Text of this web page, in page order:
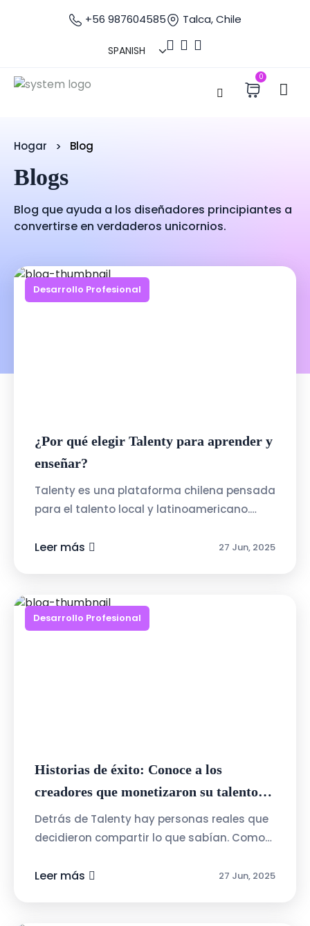
+56 987604585 Talca, Chile
0
Hogar Blog
Blogs
Blog que ayuda a los diseñadores principiantes a
convertirse en verdaderos unicornios.
Desarrollo Profesional
¿Por qué elegir Talenty para aprender y
enseñar?
Talenty es una plataforma chilena pensada
para el talento local y latinoamericano.
amigable: pensada para personas ...
Leer más 27 Jun, 2025
Desarrollo Profesional
Historias de éxito: Conoce a los
creadores que monetizaron su talento
con Talenty
Detrás de Talenty hay personas reales que
decidieron compartir lo que sabían. Como
pasó de tenerlo como hobby a una ...
Leer más 27 Jun, 2025